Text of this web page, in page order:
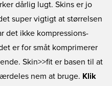
dårlig lugt. Skins er jo
super vigtigt at størrelsen
det ikke kompressions-
er for småt komprimerer
Skin>>fit er basen til at
nem at bruge. Klik